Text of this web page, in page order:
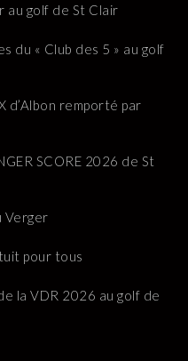
au golf de St Clair
du « Club des 5 » au golf
d’Albon remporté par
SCORE 2026 de St
Verger
pour tous
la VDR 2026 au golf de